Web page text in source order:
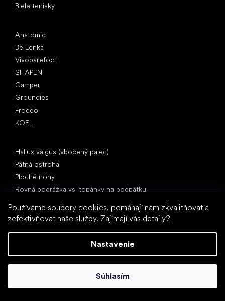
Používáme soubory cookies, pomáhají nám zkvalitňovat a
zefektivňovat naše služby. Zajímají vás detaily?
Nastavenie
Súhlasím
Biele tenisky
Anatomic
Be Lenka
Vivobarefoot
SHAPEN
Camper
Groundies
Froddo
KOEL
Hallux valgus (vbočený palec)
Pätná ostroha
Ploché nohy
Rovná podrážka vs. topánky na podpätku
Nepremokavé topánky
Barefoot topánky zrozumiteľne